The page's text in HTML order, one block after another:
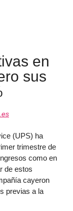
en
sus
(UPS) ha
trimestre de
como en
de estos
cayeron
previas a la